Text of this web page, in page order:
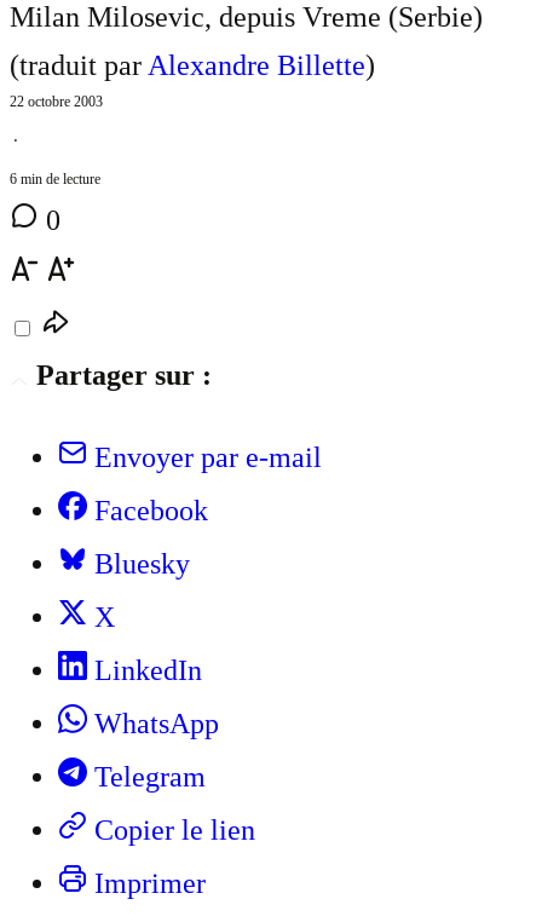
Milan Milosevic, depuis Vreme (Serbie)
(traduit parAlexandre Billette)
22 octobre 2003
⋅
6 min de lecture
0
Partager sur :
Envoyer par e-mail
Facebook
Bluesky
X
LinkedIn
WhatsApp
Telegram
Copier le lien
Imprimer